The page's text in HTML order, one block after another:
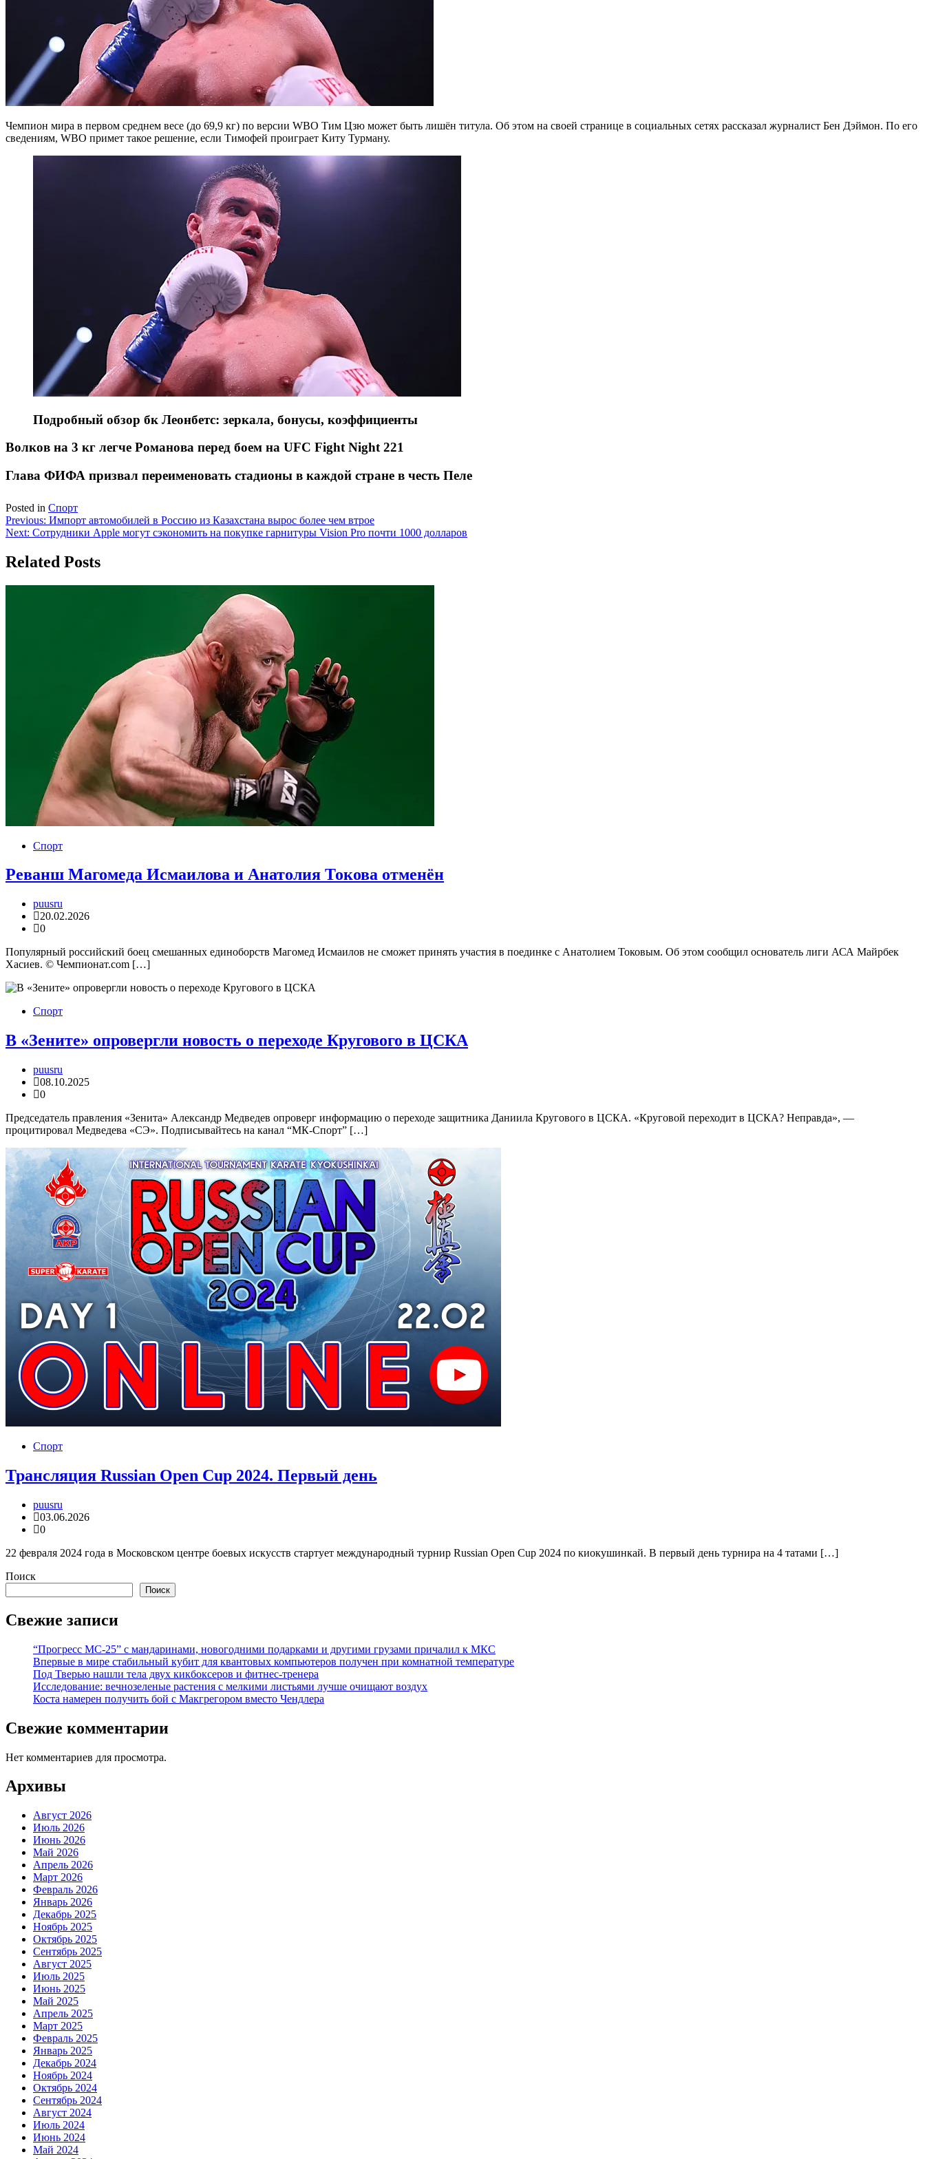
Чемпион мира в первом среднем весе (до 69,9 кг) по версии WBO Тим Цзю может быть лишён титула. Об этом на своей странице в социальных сетях рассказал журналист Бен Дэймон. По его
сведениям, WBO примет такое решение, если Тимофей проиграет Киту Турману.
Подробный обзор бк Леонбетс: зеркала, бонусы, коэффициенты
Волков на 3 кг легче Романова перед боем на UFC Fight Night 221
Глава ФИФА призвал переименовать стадионы в каждой стране в честь Пеле
Posted in Спорт
Навигация
по
записям
Previous: Импорт автомобилей в Россию из Казахстана вырос более чем втрое
Next: Сотрудники Apple могут сэкономить на покупке гарнитуры Vision Pro почти 1000 долларов
Related Posts
Спорт
Реванш Магомеда Исмаилова и Анатолия Токова отменён
puusru
20.02.2026
0
Популярный российский боец смешанных единоборств Магомед Исмаилов не сможет принять участия в поединке с Анатолием Токовым. Об этом сообщил основатель лиги АСА Майрбек
Хасиев. © Чемпионат.com […]
Спорт
В «Зените» опровергли новость о переходе Кругового в ЦСКА
puusru
08.10.2025
0
Председатель правления «Зенита» Александр Медведев опроверг информацию о переходе защитника Даниила Кругового в ЦСКА. «Круговой переходит в ЦСКА? Неправда», —
процитировал Медведева «СЭ». Подписывайтесь на канал “МК-Спорт” […]
Спорт
Трансляция Russian Open Cup 2024. Первый день
puusru
03.06.2026
0
22 февраля 2024 года в Московском центре боевых искусств стартует международный турнир Russian Open Cup 2024 по киокушинкай. В первый день турнира на 4 татами […]
Поиск
Поиск
Свежие записи
“Прогресс МС-25” с мандаринами, новогодними подарками и другими грузами причалил к МКС
Впервые в мире стабильный кубит для квантовых компьютеров получен при комнатной температуре
Под Тверью нашли тела двух кикбоксеров и фитнес-тренера
Исследование: вечнозеленые растения с мелкими листьями лучше очищают воздух
Коста намерен получить бой с Макгрегором вместо Чендлера
Свежие комментарии
Нет комментариев для просмотра.
Архивы
Август 2026
Июль 2026
Июнь 2026
Май 2026
Апрель 2026
Март 2026
Февраль 2026
Январь 2026
Декабрь 2025
Ноябрь 2025
Октябрь 2025
Сентябрь 2025
Август 2025
Июль 2025
Июнь 2025
Май 2025
Апрель 2025
Март 2025
Февраль 2025
Январь 2025
Декабрь 2024
Ноябрь 2024
Октябрь 2024
Сентябрь 2024
Август 2024
Июль 2024
Июнь 2024
Май 2024